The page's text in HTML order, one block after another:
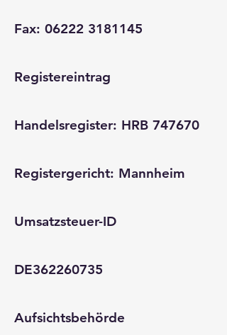
Fax: 06222 3181145
Registereintrag
Handelsregister: HRB 747670
Registergericht: Mannheim
Umsatzsteuer-ID
DE362260735
Aufsichtsbehörde